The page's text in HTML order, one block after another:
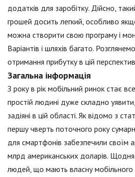
додатків для заробітку. Дійсно,
грошей досить легкий, особливо
можна створити свою програму і
Варіантів і шляхів багато.
отримання прибутку в цій
Загальна інформація
З року в рік мобільний ринок стає
простій людині дуже складно уявити,
задіяні в цій області. Як відомо з
першу чверть поточного року
для смартфонів забезпечили своїм
млрд американських доларів. Щодня
людей, що мають власну